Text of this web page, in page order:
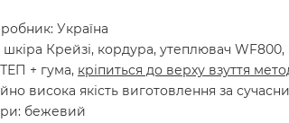
Україна
шкіра Крейзі, кордура, утеплювач
+ гума, кріпиться до верху взуття
висока якість виготовлення за
бежевий